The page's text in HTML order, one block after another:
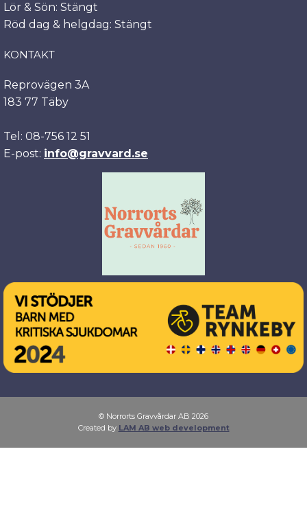
Lör & Sön: Stängt
Röd dag & helgdag: Stängt
KONTAKT
Reprovägen 3A
183 77 Täby
Tel: 08-756 12 51
E-post: info@gravvard.se
© Norrorts Gravvårdar AB 2026
Created by LAM AB web development